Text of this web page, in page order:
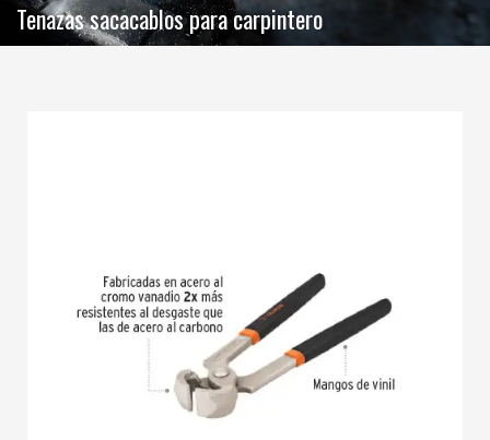
Tenazas sacacablos para carpintero